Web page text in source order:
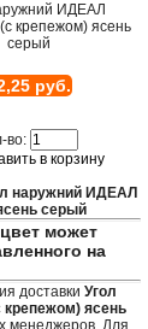
ИДЕАЛ
крепежом) ясень
серый
руб.
во:
наружний ИДЕАЛ
серый
может
на
доставки Угол
ясень
менеджеров. Для